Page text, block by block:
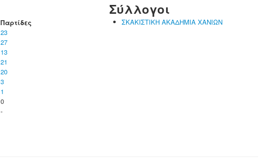
Παρτίδες
23
27
13
21
20
3
1
0
-
Σύλλογοι
ΣΚΑΚΙΣΤΙΚΗ ΑΚΑΔΗΜΙΑ ΧΑΝΙΩΝ